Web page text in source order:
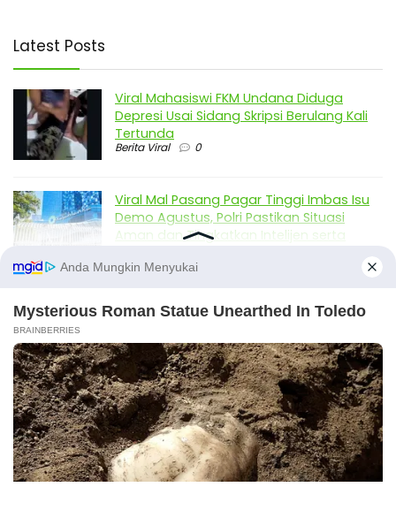
Latest Posts
Viral Mahasiswi FKM Undana Diduga
Depresi Usai Sidang Skripsi Berulang Kali
Tertunda
Berita Viral 0
Viral Mal Pasang Pagar Tinggi Imbas Isu
Demo Agustus, Polri Pastikan Situasi
Aman dan Tingkatkan Intelijen serta
Berita Viral 1
Viral Alutsista Berjejer di Monas Dikaitkan
Berita Viral 2
Viral Ayah Tinggalkan Istri dan Bayi Demi
Dugaan Selingkuhan Sesama Jenis
Berita Viral 2 X